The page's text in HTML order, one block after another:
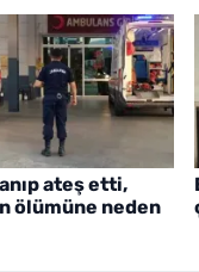
ateş etti,
ölümüne neden